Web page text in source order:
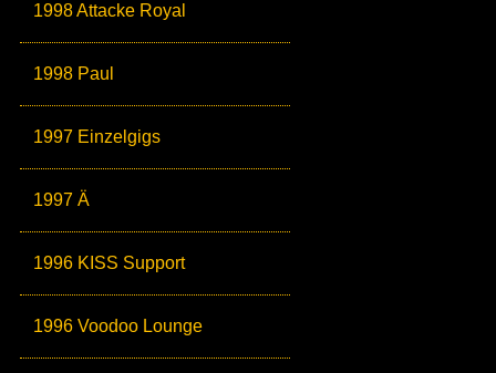
1998 Attacke Royal
1998 Paul
1997 Einzelgigs
1997 Ä
1996 KISS Support
1996 Voodoo Lounge